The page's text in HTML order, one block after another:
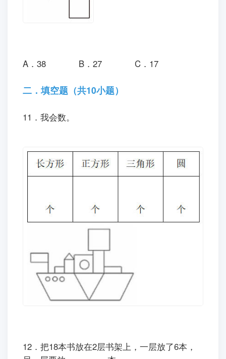
A．38 B．27 C．17
二．填空题（共10小题）
11．我会数。
12．把18本书放在2层书架上，一层放了6本，